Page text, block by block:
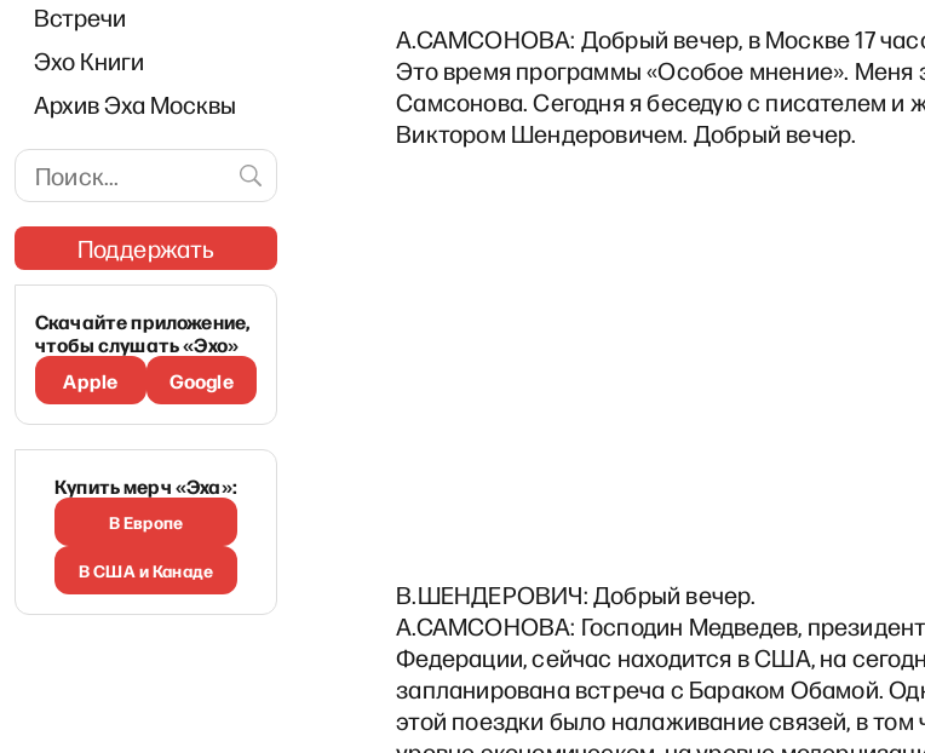
Встречи
Эхо Книги
Архив Эха Москвы
Поддержать
Скачайте приложение,
чтобы слушать «Эхо»
Apple
Google
Купить мерч «Эха»:
В Европе
В США и Канаде
А.САМСОНОВА: Добрый вечер, в Москве 17
Это время программы «Особое мнение». Меня
Самсонова. Сегодня я беседую с писателем и
Виктором Шендеровичем. Добрый вечер.
В.ШЕНДЕРОВИЧ: Добрый вечер.
А.САМСОНОВА: Господин Медведев,
Федерации, сейчас находится в США, на
запланирована встреча с Бараком Обамой.
этой поездки было налаживание связей, в том